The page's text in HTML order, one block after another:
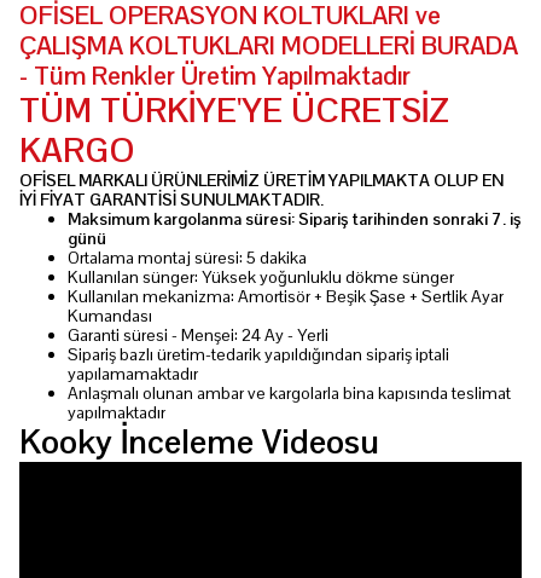
OFİSEL OPERASYON KOLTUKLARI ve
ÇALIŞMA KOLTUKLARI MODELLERİ BURADA
- Tüm Renkler Üretim Yapılmaktadır
TÜM TÜRKİYE'YE ÜCRETSİZ
KARGO
OFİSEL MARKALI ÜRÜNLERİMİZ ÜRETİM YAPILMAKTA OLUP EN
İYİ FİYAT GARANTİSİ SUNULMAKTADIR.
Maksimum kargolanma süresi: Sipariş tarihinden sonraki 7. iş
günü
Ortalama montaj süresi: 5 dakika
Kullanılan sünger: Yüksek yoğunluklu dökme sünger
Kullanılan mekanizma: Amortisör + Beşik Şase + Sertlik Ayar
Kumandası
Garanti süresi - Menşei: 24 Ay - Yerli
Sipariş bazlı üretim-tedarik yapıldığından sipariş iptali
yapılamamaktadır
Anlaşmalı olunan ambar ve kargolarla bina kapısında teslimat
yapılmaktadır
Kooky İnceleme Videosu